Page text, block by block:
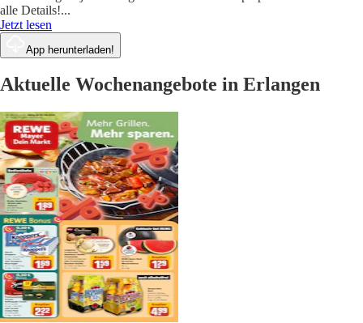
alle Details!...
Jetzt lesen
App herunterladen!
Aktuelle Wochenangebote in Erlangen